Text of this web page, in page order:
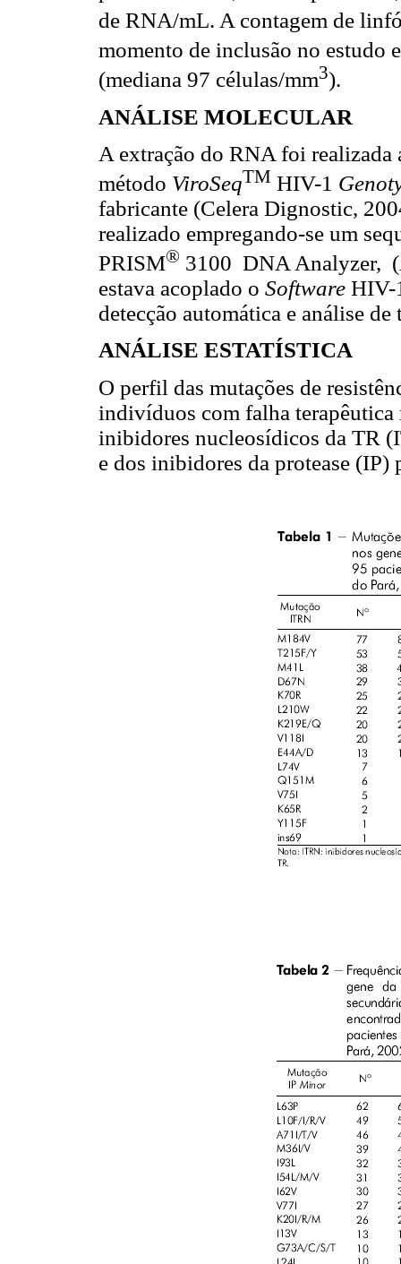
de RNA/mL. A contagem de
momento de inclusão no estudo
(mediana 97 células/mm3).
ANÁLISE MOLECULAR
A extração do RNA foi
método ViroSeqTM HIV-1
fabricante (Celera Dignostic,
realizado empregando-se um
PRISM® 3100 DNA Analyzer,
estava acoplado o Software
detecção automática e análise de
ANÁLISE ESTATÍSTICA
O perfil das mutações de
indivíduos com falha terapêutica
inibidores nucleosídicos da TR
e dos inibidores da protease (IP)